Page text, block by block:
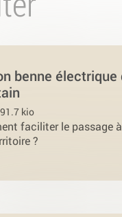
benne électrique
kio
faciliter le passage
?